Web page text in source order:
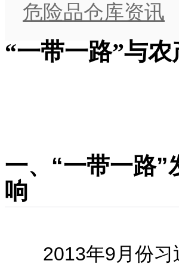
危险品仓库资讯
“一带一路”与
一、“一带一路”
响
2013年9月份习